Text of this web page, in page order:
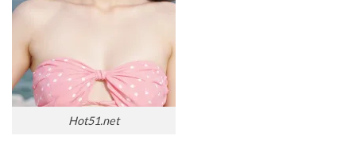
Hot51.net